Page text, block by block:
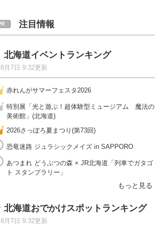
注目情報
北海道イベントランキング
8月7日 9:32更新
赤れんがサマーフェスタ2026
特別展「光と遊ぶ！超体験型ミュージアム 魔法の
美術館」(北海道)
2026さっぽろ夏まつり(第73回)
恐竜迷路 ジュラシックメイズ in SAPPORO
あつまれ どうぶつの森 × JR北海道「列車でガタゴ
ト スタンプラリー」
もっと見る
北海道おでかけスポットランキング
8月7日 9:32更新